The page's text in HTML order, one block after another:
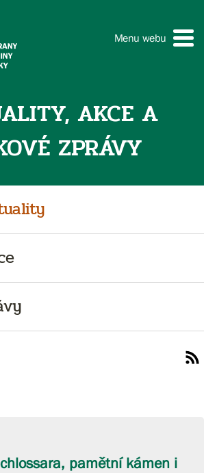
Menu webu
AKCE A
ZPRÁVY
pamětní kámen i